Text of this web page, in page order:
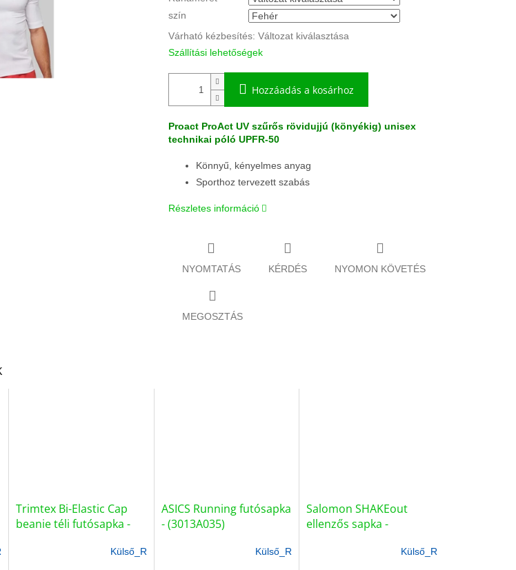
szín
Várható kézbesítés: Változat kiválasztása
Szállítási lehetőségek
Hozzáadás a kosárhoz
Proact ProAct UV szűrős rövidujjú (könyékig) unisex
technikai póló UPFR-50
Könnyű, kényelmes anyag
Sporthoz tervezett szabás
Részletes információ
NYOMTATÁS KÉRDÉS NYOMON KÖVETÉS
MEGOSZTÁS
Trimtex Bi-Elastic Cap
beanie téli futósapka -
Külső_R
ASICS Running futósapka
- (3013A035)
Külső_R
Salomon SHAKEout
ellenzős sapka -
Külső_R